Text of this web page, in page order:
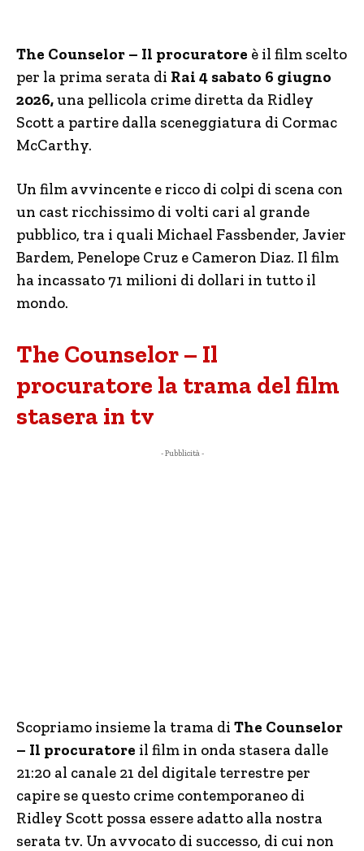
The Counselor – Il procuratore è il film scelto
per la prima serata di Rai 4 sabato 6 giugno
2026,una pellicola crime diretta da Ridley
Scott a partire dalla sceneggiatura di Cormac
McCarthy.
Un film avvincente e ricco di colpi di scena con
un cast ricchissimo di volti cari al grande
pubblico, tra i quali Michael Fassbender, Javier
Bardem, Penelope Cruz e Cameron Diaz. Il film
ha incassato 71 milioni di dollari in tutto il
mondo.
The Counselor – Il
procuratore la trama del film
stasera in tv
- Pubblicità -
Scopriamo insieme la trama di The Counselor
– Il procuratore il film in onda stasera dalle
21:20 al canale 21 del digitale terrestre per
capire se questo crime contemporaneo di
Ridley Scott possa essere adatto alla nostra
serata tv. Un avvocato di successo, di cui non